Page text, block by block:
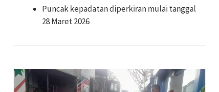
Puncak kepadatan diperkiran mulai tanggal
28 Maret 2026